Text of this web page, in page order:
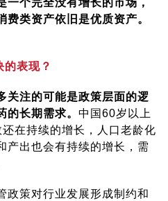
一个完全没有增长的市场，
类资产依旧是优质资产。
的表现？
关注的可能是政策层面的逻
的长期需求。中国60岁以上
在持续的增长，人口老龄化
产出也会有持续的增长，需
政策对行业发展形成制约和